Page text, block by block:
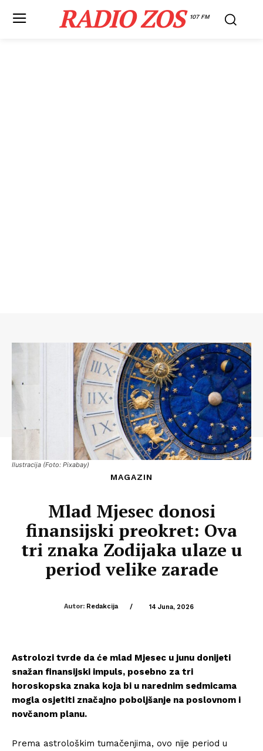
RADIO ZOS 107 FM
Ilustracija (Foto: Pixabay)
MAGAZIN
Mlad Mjesec donosi
finansijski preokret: Ova
tri znaka Zodijaka ulaze u
period velike zarade
Autor: Redakcija / 14 Juna, 2026
Astrolozi tvrde da će mlad Mjesec u junu donijeti
snažan finansijski impuls, posebno za tri
horoskopska znaka koja bi u narednim sedmicama
mogla osjetiti značajno poboljšanje na poslovnom i
novčanom planu.
Prema astrološkim tumačenjima, ovo nije period u